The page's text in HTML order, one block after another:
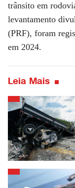
trânsito em
levantamento
(PRF), foram
em 2024.
Leia Mais